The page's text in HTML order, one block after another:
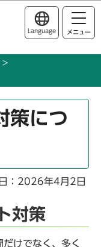
動
Language メニュー
策につ
：2026年4月2日
対策
けでなく、多く